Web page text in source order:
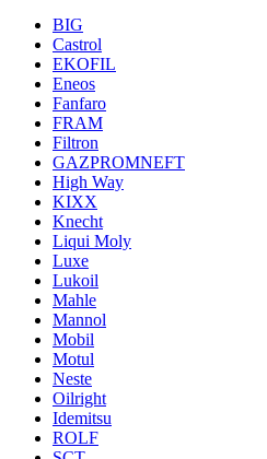
BIG
Castrol
EKOFIL
Eneos
Fanfaro
FRAM
Filtron
GAZPROMNEFT
High Way
KIXX
Knecht
Liqui Moly
Luxe
Lukoil
Mahle
Mannol
Mobil
Motul
Neste
Oilright
Idemitsu
ROLF